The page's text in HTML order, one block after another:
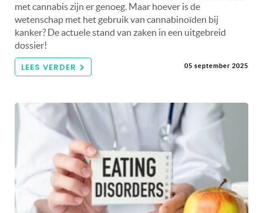
met cannabis zijn er genoeg. Maar hoever is de
wetenschap met het gebruik van cannabinoïden bij
kanker? De actuele stand van zaken in een uitgebreid
dossier!
LEES VERDER 05 september 2025